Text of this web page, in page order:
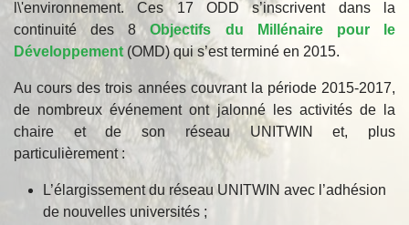
l\'environnement. Ces 17 ODD s’inscrivent dans la
continuité des 8Objectifs du Millénaire pour le
Développement (OMD) qui s’est terminé en 2015.
Au cours des trois années couvrant la période 2015-2017,
de nombreux événement ont jalonné les activités de la
chaire et de son réseau UNITWIN et, plus
particulièrement :
L’élargissement du réseau UNITWIN avec l’adhésion
de nouvelles universités ;